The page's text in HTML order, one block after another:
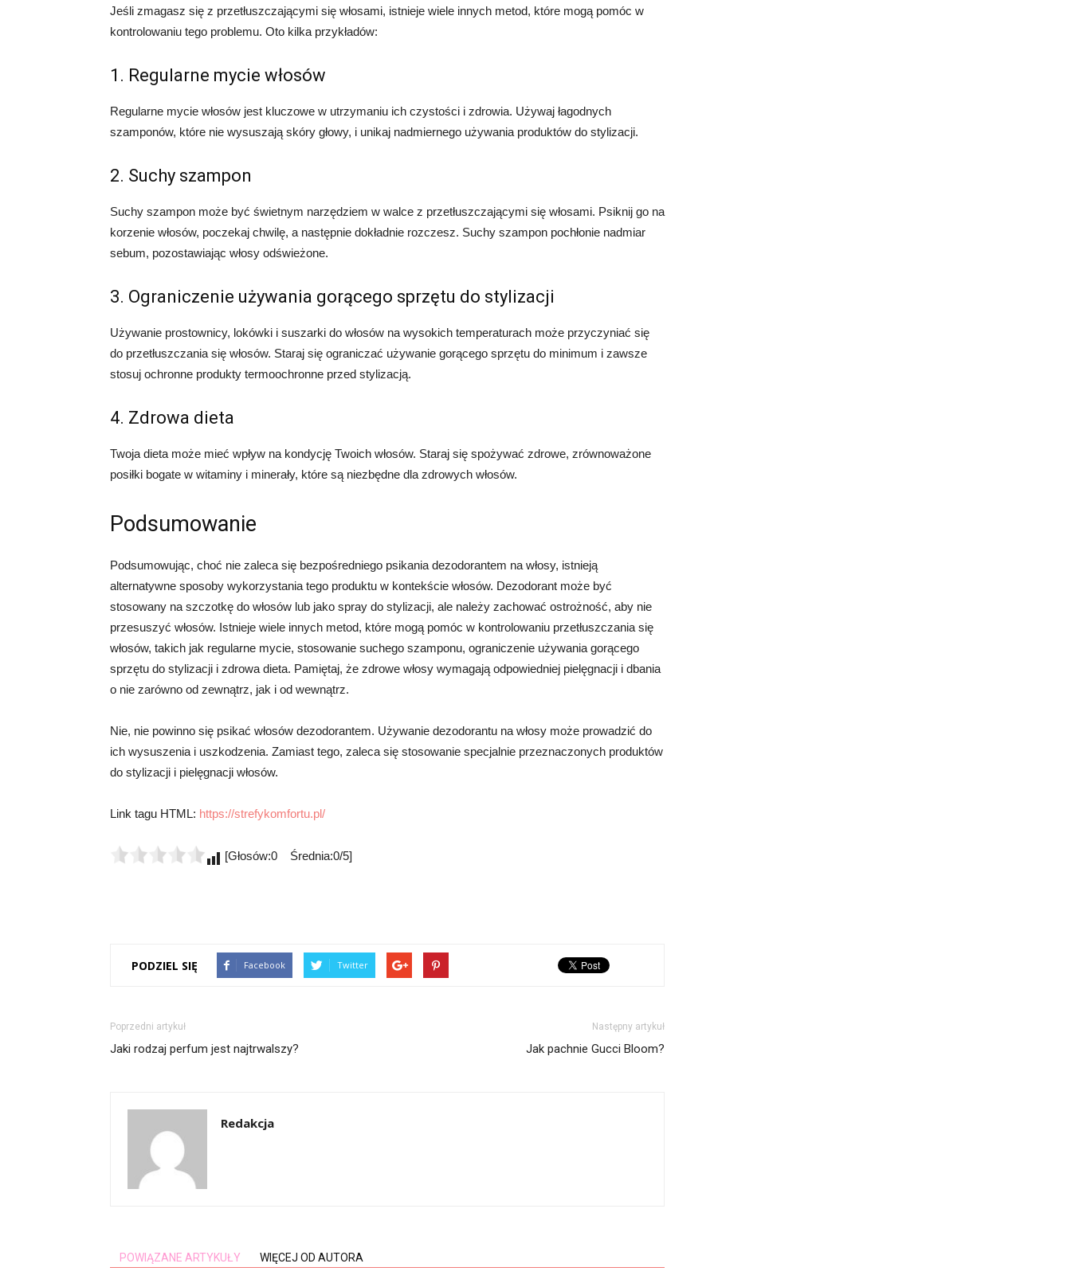
Jeśli zmagasz się z przetłuszczającymi się włosami, istnieje wiele innych metod, które mogą pomóc w
kontrolowaniu tego problemu. Oto kilka przykładów:
1. Regularne mycie włosów
Regularne mycie włosów jest kluczowe w utrzymaniu ich czystości i zdrowia. Używaj łagodnych
szamponów, które nie wysuszają skóry głowy, i unikaj nadmiernego używania produktów do stylizacji.
2. Suchy szampon
Suchy szampon może być świetnym narzędziem w walce z przetłuszczającymi się włosami. Psiknij go na
korzenie włosów, poczekaj chwilę, a następnie dokładnie rozczesz. Suchy szampon pochłonie nadmiar
sebum, pozostawiając włosy odświeżone.
3. Ograniczenie używania gorącego sprzętu do stylizacji
Używanie prostownicy, lokówki i suszarki do włosów na wysokich temperaturach może przyczyniać się
do przetłuszczania się włosów. Staraj się ograniczać używanie gorącego sprzętu do minimum i zawsze
stosuj ochronne produkty termoochronne przed stylizacją.
4. Zdrowa dieta
Twoja dieta może mieć wpływ na kondycję Twoich włosów. Staraj się spożywać zdrowe, zrównoważone
posiłki bogate w witaminy i minerały, które są niezbędne dla zdrowych włosów.
Podsumowanie
Podsumowując, choć nie zaleca się bezpośredniego psikania dezodorantem na włosy, istnieją
alternatywne sposoby wykorzystania tego produktu w kontekście włosów. Dezodorant może być
stosowany na szczotkę do włosów lub jako spray do stylizacji, ale należy zachować ostrożność, aby nie
przesuszyć włosów. Istnieje wiele innych metod, które mogą pomóc w kontrolowaniu przetłuszczania się
włosów, takich jak regularne mycie, stosowanie suchego szamponu, ograniczenie używania gorącego
sprzętu do stylizacji i zdrowa dieta. Pamiętaj, że zdrowe włosy wymagają odpowiedniej pielęgnacji i dbania
o nie zarówno od zewnątrz, jak i od wewnątrz.
Nie, nie powinno się psikać włosów dezodorantem. Używanie dezodorantu na włosy może prowadzić do
ich wysuszenia i uszkodzenia. Zamiast tego, zaleca się stosowanie specjalnie przeznaczonych produktów
do stylizacji i pielęgnacji włosów.
Link tagu HTML: https://strefykomfortu.pl/
[Głosów:0 Średnia:0/5]
PODZIEL SIĘ Facebook Twitter
Poprzedni artykuł
Jaki rodzaj perfum jest najtrwalszy?
Następny artykuł
Jak pachnie Gucci Bloom?
Redakcja
POWIĄZANE ARTYKUŁY WIĘCEJ OD AUTORA